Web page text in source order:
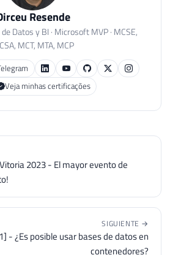
Resende
Datos y BI · Microsoft MVP · MCSE,
MCT, MTA, MCP
Veja minhas certificações
2023 - El mayor evento de
SIGUIENTE →
- ¿Es posible usar bases de datos en
contenedores?